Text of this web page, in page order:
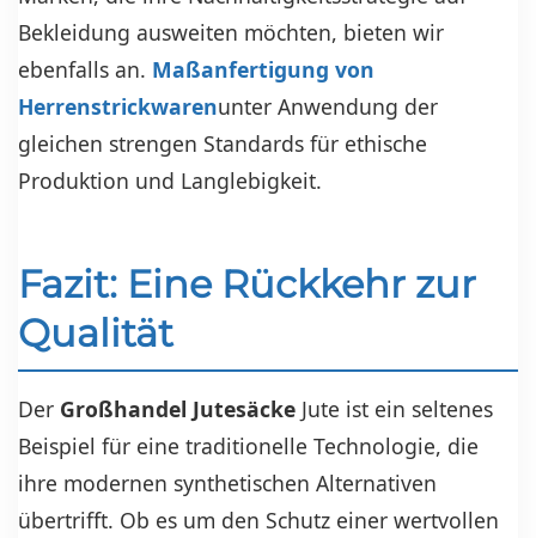
Bekleidung ausweiten möchten, bieten wir
ebenfalls an. Maßanfertigung von
Herrenstrickwarenunter Anwendung der
gleichen strengen Standards für ethische
Produktion und Langlebigkeit.
Fazit: Eine Rückkehr zur
Qualität
Der Großhandel Jutesäcke Jute ist ein seltenes
Beispiel für eine traditionelle Technologie, die
ihre modernen synthetischen Alternativen
übertrifft. Ob es um den Schutz einer wertvollen